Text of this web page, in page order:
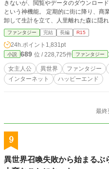
きないが、閲覧やデータのダウンロー
という神機能。 定期的に街に降り、商
卸して生計を立て、人里離れた森に隠
品を購入し悠々自適に自堕落な生活を
ていた青年を拾う羽目になる。私知っ
しょ。 ぐ〜たらオタクと世話焼き真面目騎士の明
掲載しています）
ファンタジー 完結 長編 R15
24h.ポイント 1,831pt
小説 689 位 / 228,725件 ファンタジー
女主人公 異世界 ファンタジー
インターネット
ハッピーエンド
最終
9
異世界召喚失敗から始まるぶ